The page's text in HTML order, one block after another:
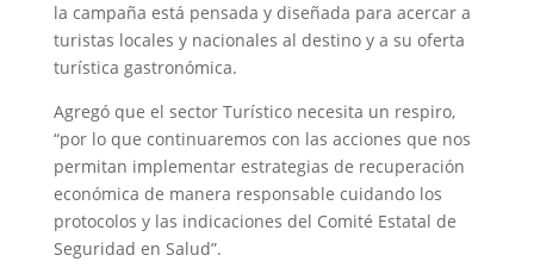
la campaña está pensada y diseñada para acercar a
turistas locales y nacionales al destino y a su oferta
turística gastronómica.
Agregó que el sector Turístico necesita un respiro,
“por lo que continuaremos con las acciones que nos
permitan implementar estrategias de recuperación
económica de manera responsable cuidando los
protocolos y las indicaciones del Comité Estatal de
Seguridad en Salud”.